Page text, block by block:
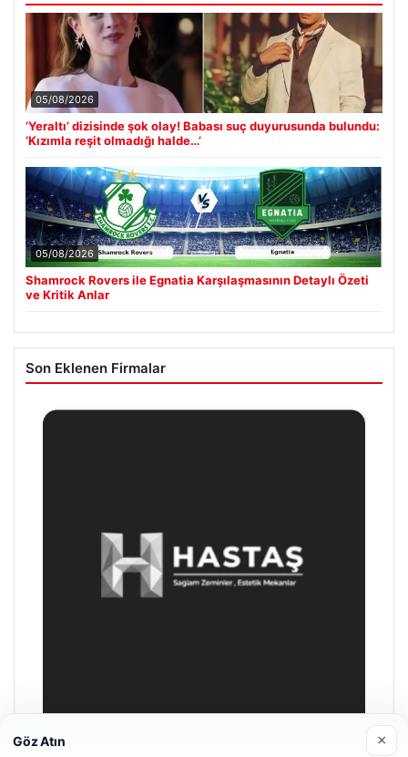
05/08/2026
‘Yeraltı’ dizisinde şok olay! Babası suç duyurusunda bulundu:
‘Kızımla reşit olmadığı halde…’
05/08/2026
Shamrock Rovers ile Egnatia Karşılaşmasının Detaylı Özeti
ve Kritik Anlar
Son Eklenen Firmalar
Göz Atın ×